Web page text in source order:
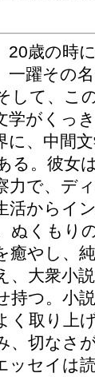
歳の時
一躍その
して、こ
学がくっ
に、中間
る。彼女
力で、デ
活からイ
ぬくもり
癒やし、
、大衆小
持つ。小
く取り上
、切なさ
ッセイは